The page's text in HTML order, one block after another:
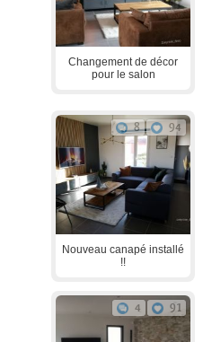
Changement de décor
pour le salon
8 94
Nouveau canapé installé
!!
4 91